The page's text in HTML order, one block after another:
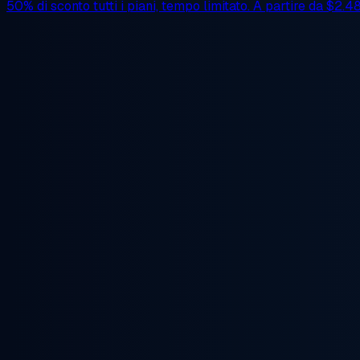
50% di sconto tutti i piani, tempo limitato. A partire da